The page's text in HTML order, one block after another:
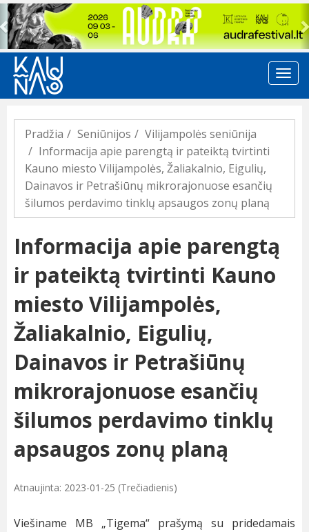
Previous
Pradžia Seniūnijos
Vilijampolės seniūnija
Informacija apie parengtą ir pateiktą tvirtinti
Kauno miesto Vilijampolės, Žaliakalnio, Eigulių,
Dainavos ir Petrašiūnų mikrorajonuose esančių
šilumos perdavimo tinklų apsaugos zonų planą
Informacija apie parengtą
ir pateiktą tvirtinti Kauno
miesto Vilijampolės,
Žaliakalnio, Eigulių,
Dainavos ir Petrašiūnų
mikrorajonuose esančių
šilumos perdavimo tinklų
apsaugos zonų planą
Atnaujinta: 2023-01-25 (Trečiadienis)
Viešiname MB „Tigema“ prašymą su pridedamais